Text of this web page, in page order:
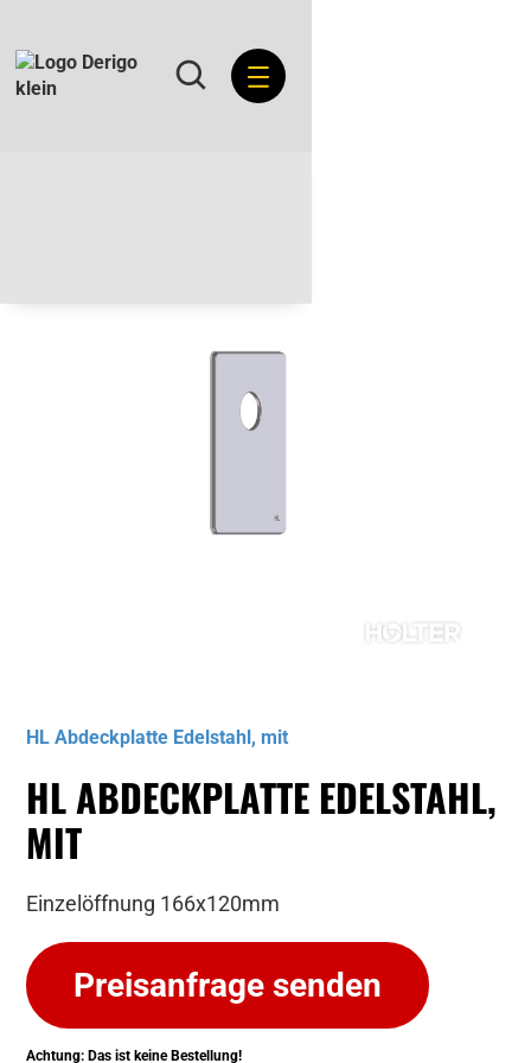
HL Abdeckplatte Edelstahl, mit
HL ABDECKPLATTE EDELSTAHL,
MIT
Einzelöffnung 166x120mm
Preisanfrage senden
Achtung: Das ist keine Bestellung!